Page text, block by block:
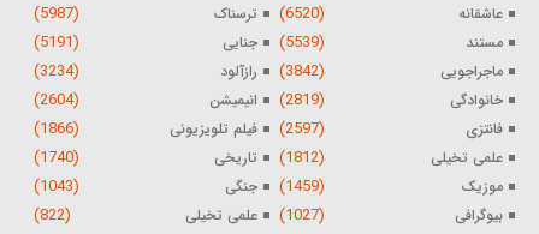
عاشقانه (6520) ترسناک (5987)
مستند (5539) جنایی (5191)
ماجراجویی (3842) رازآلود (3234)
خانوادگی (2819) انیمیشن (2604)
فانتزی (2597) فیلم تلویزیونی (1866)
علمی تخیلی (1812) تاریخی (1740)
موزیک (1459) جنگی (1043)
بیوگرافی (1027) علمی تخیلی (822)